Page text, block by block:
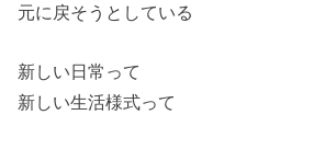
元に戻そうとしている
新しい日常って
新しい生活様式って